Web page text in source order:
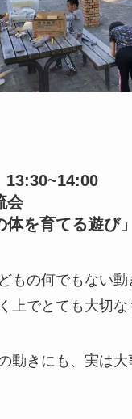
13:30~14:00
会
体を育てる遊び」
もの何でもない動
上でとても大切な
動きにも、実は